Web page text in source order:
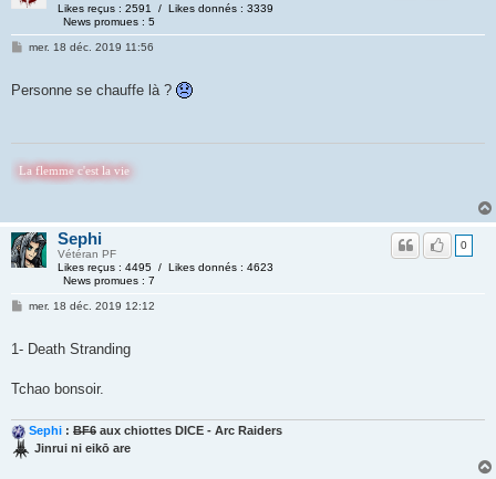
Likes reçus : 2591 / Likes donnés : 3339
News promues : 5
mer. 18 déc. 2019 11:56
Personne se chauffe là ?
c'est la vie
Sephi
Vétéran PF
Likes reçus : 4495 / Likes donnés : 4623
News promues : 7
0
mer. 18 déc. 2019 12:12
1- Death Stranding
Tchao bonsoir.
Sephi : BF6 aux chiottes DICE - Arc Raiders
Jinrui ni eikō are